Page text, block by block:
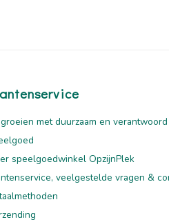
met duurzaam en verantwoord
speelgoedwinkel OpzijnPlek
veelgestelde vragen &